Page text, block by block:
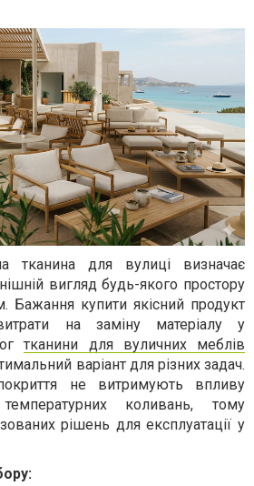
тканина для вулиці визначає
вигляд будь-якого простору
Бажання купити якісний продукт
на заміну матеріалу у
тканини для вуличних меблів
варіант для різних задач.
не витримують впливу
коливань, тому
рішень для експлуатації у